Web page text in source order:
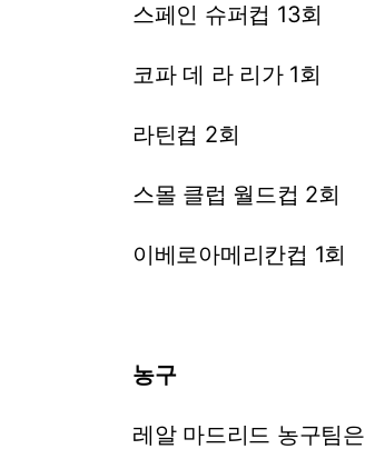
스페인 슈퍼컵 13회
코파 데 라 리가 1회
라틴컵 2회
스몰 클럽 월드컵 2회
이베로아메리칸컵 1회
농구
레알 마드리드 농구팀은